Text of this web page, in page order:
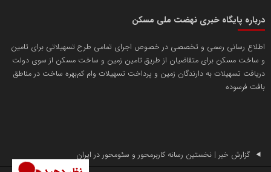
درباره پایگاه خبری نهضت ملی مسکن
اطلاع رسانی رسمی و تخصصی در خصوص اجرای تمامی طرح تسهیلاتی برای تامین
و ساخت مسکن برای متقاضیان از طریق تامین زمین و ساخت مسکن از سوی دولت
دریافت تسهیلات به دارندگان زمین و پرداخت تسهیلات وام کم‌بهره ساخت در مناطق
بافت فرسوده
گزارش خبر | نخستین رسانه کاربرمحور و سئومحور در ایران